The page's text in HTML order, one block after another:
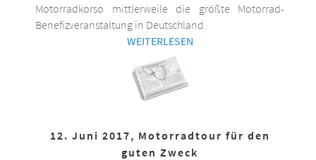
Motorradkorso mittlerweile die größte Motorrad-
Benefizveranstaltung in Deutschland.
WEITERLESEN
12. Juni 2017, Motorradtour für den
guten Zweck